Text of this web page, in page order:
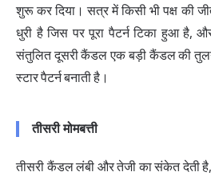
शुरू कर दिया। सत्र में किसी भी पक्ष की
धुरी है जिस पर पूरा पैटर्न टिका हुआ है,
संतुलित दूसरी कैंडल एक बड़ी कैंडल की
स्टार पैटर्न बनाती है।
तीसरी मोमबत्ती
तीसरी कैंडल लंबी और तेजी का संकेत देती